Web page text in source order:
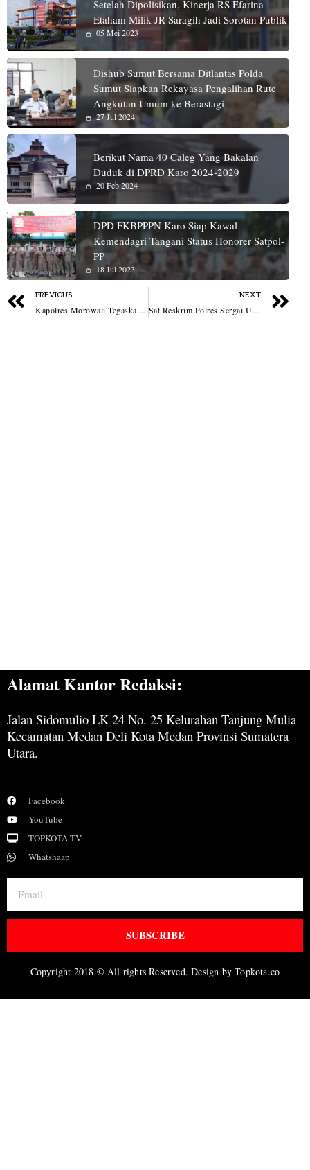
Setelah Dipolisikan, Kinerja RS Efarina
Etaham Milik JR Saragih Jadi Sorotan Publik
05 Mei 2023
Dishub Sumut Bersama Ditlantas Polda
Sumut Siapkan Rekayasa Pengalihan Rute
Angkutan Umum ke Berastagi
27 Jul 2024
Berikut Nama 40 Caleg Yang Bakalan
Duduk di DPRD Karo 2024-2029
20 Feb 2024
DPD FKBPPPN Karo Siap Kawal
Kemendagri Tangani Status Honorer Satpol-
PP
18 Jul 2023
PREVIOUS
Kapolres Morowali Tegaskan Seluruh Aduan Masyarakat Tetap Diproses Sesuai Hukum
NEXT
Sat Reskrim Polres Sergai Ungkap Kasus Pencurian AC, Dua Pelaku Diamankan
Alamat Kantor Redaksi:
Jalan Sidomulio LK 24 No. 25 Kelurahan Tanjung Mulia
Kecamatan Medan Deli Kota Medan Provinsi Sumatera
Utara.
Facebook
YouTube
TOPKOTA TV
Whatshaap
SUBSCRIBE
Copyright 2018 © All rights Reserved. Design by Topkota.co